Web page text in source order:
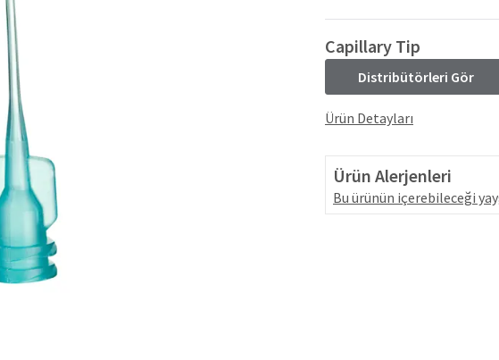
Capillary Tip
Distribütörleri Gör
Ürün Detayları
Ürün Alerjenleri
Bu ürünün içerebileceği